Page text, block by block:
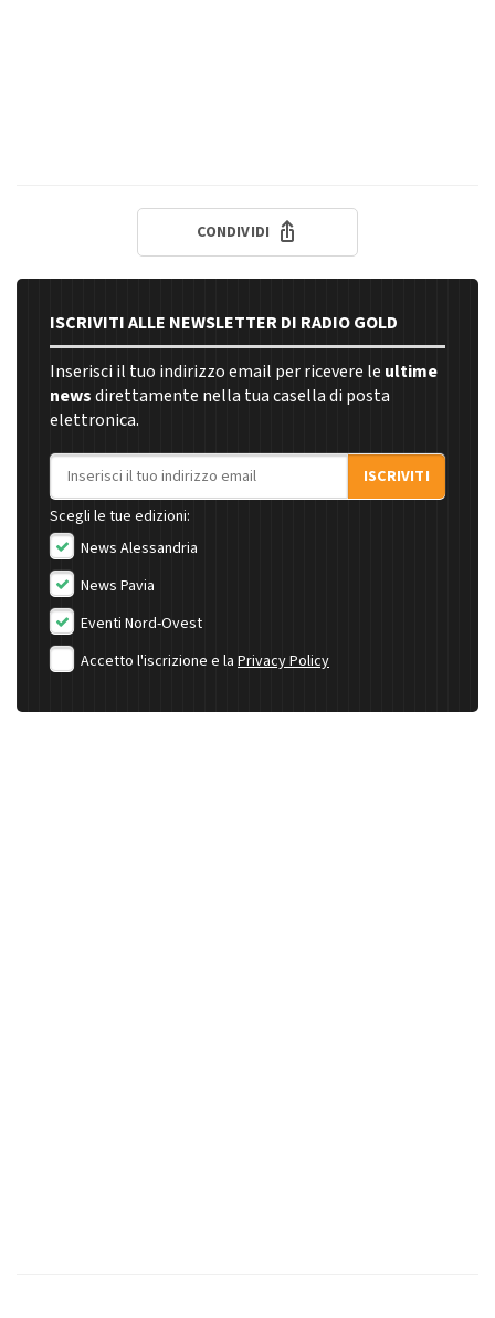
CONDIVIDI
ISCRIVITI ALLE NEWSLETTER DI RADIO GOLD
Inserisci il tuo indirizzo email per ricevere le ultime
newsdirettamente nella tua casella di posta
elettronica.
Indirizzo email
ISCRIVITI
Scegli le tue edizioni:
News Alessandria
News Pavia
Eventi Nord-Ovest
Accetto l'iscrizione e la Privacy Policy